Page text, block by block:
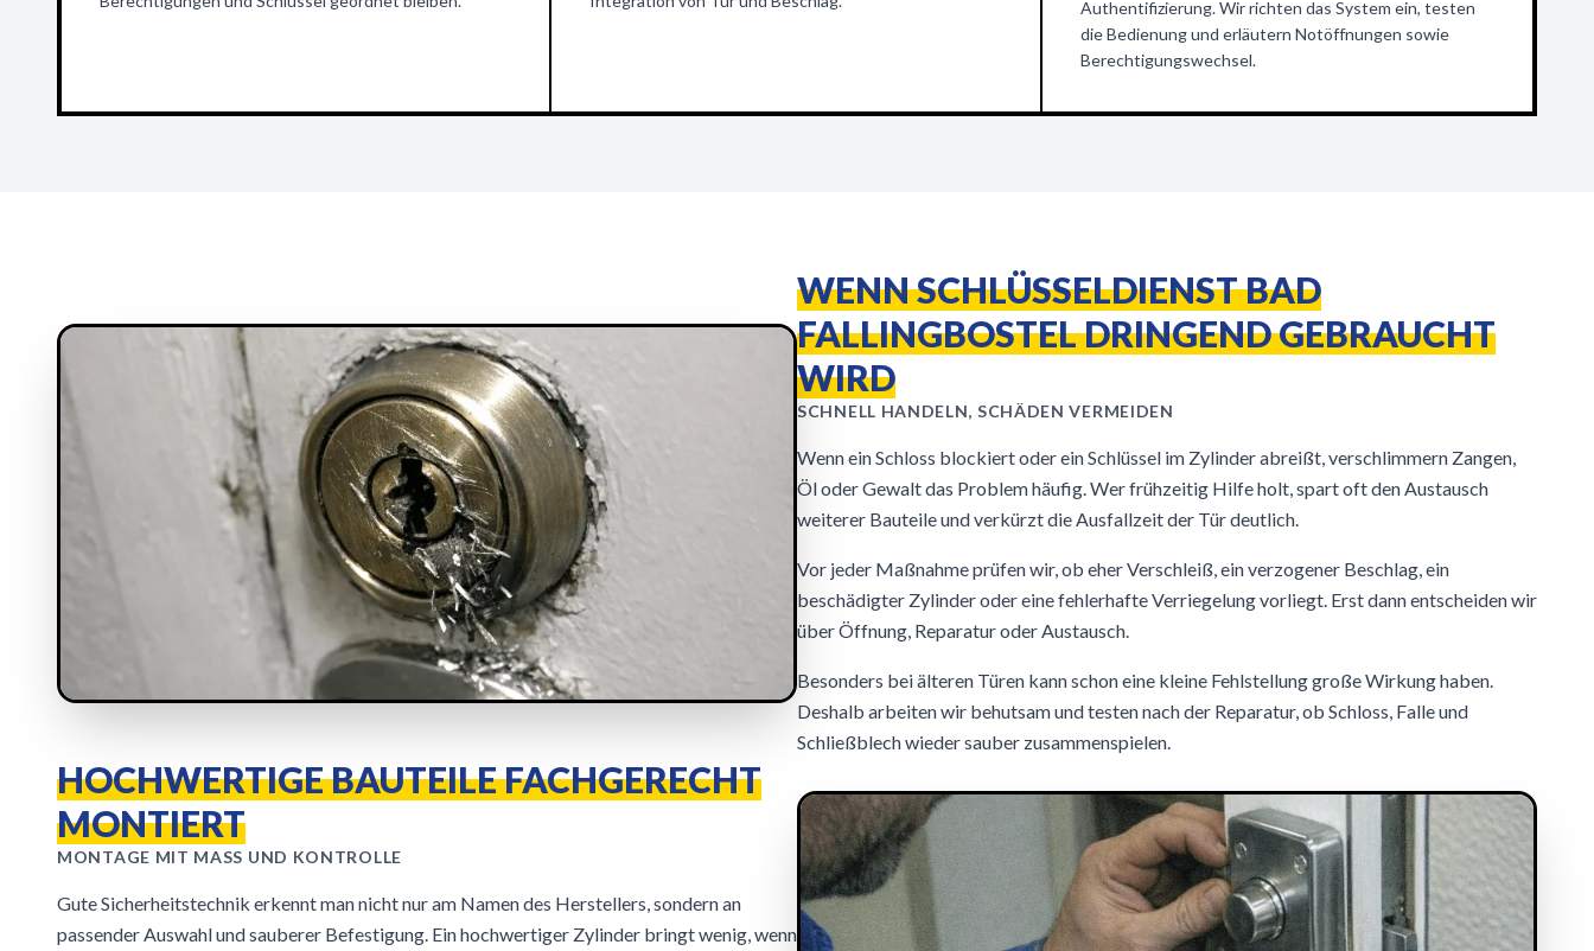
Authentifizierung. Wir richten das System ein, testen
die Bedienung und erläutern Notöffnungen sowie
Berechtigungswechsel.
WENN SCHLÜSSELDIENST BAD
FALLINGBOSTEL DRINGEND GEBRAUCHT
WIRD
SCHNELL HANDELN, SCHÄDEN VERMEIDEN
Wenn ein Schloss blockiert oder ein Schlüssel im Zylinder abreißt, verschlimmern Zangen,
Öl oder Gewalt das Problem häufig. Wer frühzeitig Hilfe holt, spart oft den Austausch
weiterer Bauteile und verkürzt die Ausfallzeit der Tür deutlich.
Vor jeder Maßnahme prüfen wir, ob eher Verschleiß, ein verzogener Beschlag, ein
beschädigter Zylinder oder eine fehlerhafte Verriegelung vorliegt. Erst dann entscheiden wir
über Öffnung, Reparatur oder Austausch.
Besonders bei älteren Türen kann schon eine kleine Fehlstellung große Wirkung haben.
Deshalb arbeiten wir behutsam und testen nach der Reparatur, ob Schloss, Falle und
Schließblech wieder sauber zusammenspielen.
HOCHWERTIGE BAUTEILE FACHGERECHT
MONTIERT
MONTAGE MIT MASS UND KONTROLLE
Gute Sicherheitstechnik erkennt man nicht nur am Namen des Herstellers, sondern an
passender Auswahl und sauberer Befestigung. Ein hochwertiger Zylinder bringt wenig, wenn